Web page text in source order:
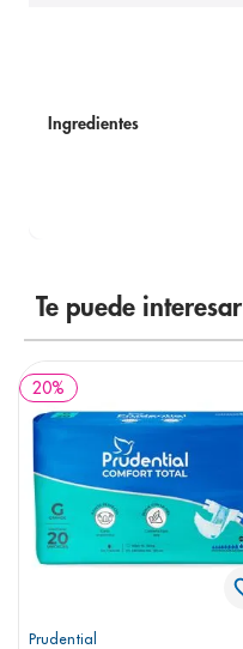
Ingredientes
Te puede interesar
20%
Prudential